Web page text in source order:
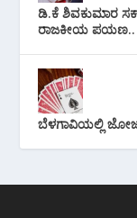
ಡಿ.ಕೆ ಶಿವಕುಮಾರ
ರಾಜಕೀಯ ಪಯಣ..
ಬೆಳಗಾವಿಯಲ್ಲಿ